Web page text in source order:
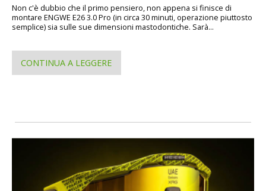
Non c'è dubbio che il primo pensiero, non appena si finisce di
montare ENGWE E26 3.0 Pro (in circa 30 minuti, operazione piuttosto
semplice) sia sulle sue dimensioni mastodontiche. Sarà...
CONTINUA A LEGGERE